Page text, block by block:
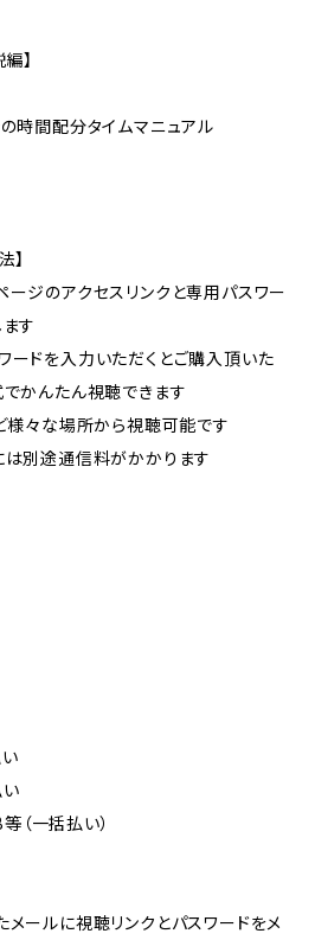
】
時間配分タイムマニュアル
】
ジのアクセスリンクと専用パスワー
す
ドを入力いただくとご購入頂いた
かんたん視聴できます
様々な場所から視聴可能です
別途通信料がかかります
（一括払い）
ールに視聴リンクとパスワードをメ